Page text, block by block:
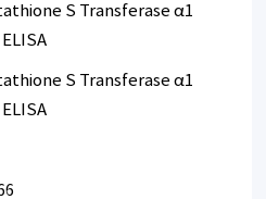
S Transferase α1
S Transferase α1